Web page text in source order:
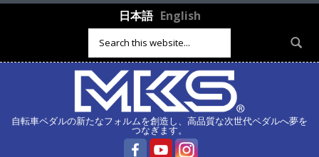
メインコンテンツに移動日本語 English
検索フォーム
自転車ペダルの新たなフォルムを創造し、高品質な次世代ペダルへ夢を
つなぎます。